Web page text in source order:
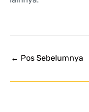
← Pos Sebelumnya